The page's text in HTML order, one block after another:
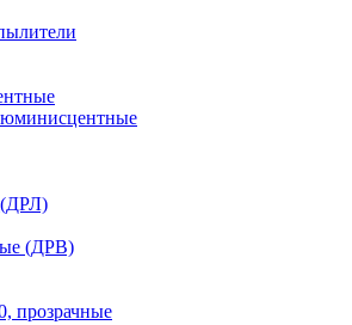
(ДРЛ)
(ДРВ)
прозрачные